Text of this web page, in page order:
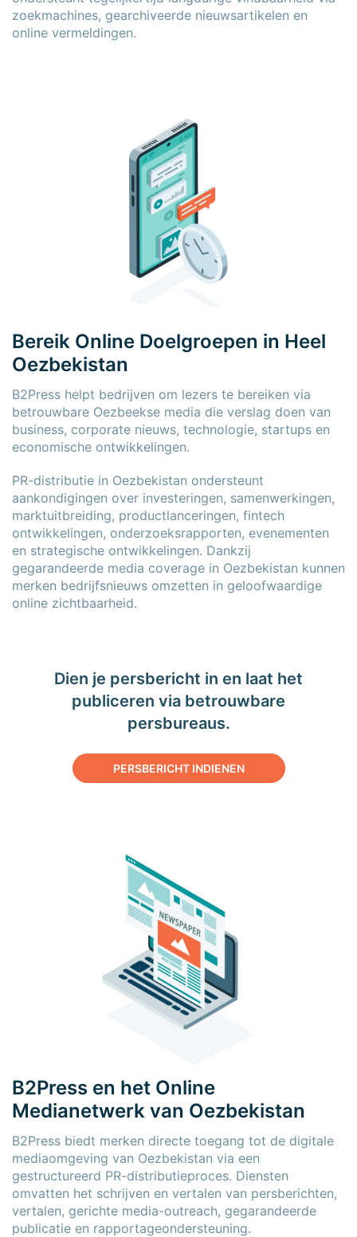
zoekmachines, gearchiveerde nieuwsartikelen en
online vermeldingen.
Bereik Online Doelgroepen in Heel
Oezbekistan
B2Press helpt bedrijven om lezers te bereiken via
betrouwbare Oezbeekse media die verslag doen van
business, corporate nieuws, technologie, startups en
economische ontwikkelingen.
PR-distributie in Oezbekistan ondersteunt
aankondigingen over investeringen, samenwerkingen,
marktuitbreiding, productlanceringen, fintech
ontwikkelingen, onderzoeksrapporten, evenementen
en strategische ontwikkelingen. Dankzij
gegarandeerde media coverage in Oezbekistan kunnen
merken bedrijfsnieuws omzetten in geloofwaardige
online zichtbaarheid.
Dien je persbericht in en laat het
publiceren via betrouwbare
persbureaus.
PERSBERICHT INDIENEN
B2Press en het Online
Medianetwerk van Oezbekistan
B2Press biedt merken directe toegang tot de digitale
mediaomgeving van Oezbekistan via een
gestructureerd PR-distributieproces. Diensten
omvatten het schrijven en vertalen van persberichten,
vertalen, gerichte media-outreach, gegarandeerde
publicatie en rapportageondersteuning.